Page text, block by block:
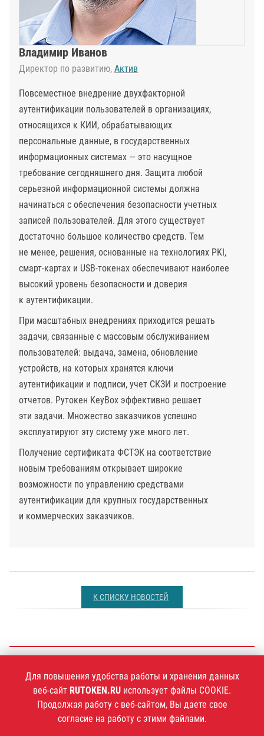
Владимир Иванов
Директор по развитию, Актив
Повсеместное внедрение двухфакторной
аутентификации пользователей в организациях,
относящихся к КИИ, обрабатывающих
персональные данные, в государственных
информационных системах — это насущное
требование сегодняшнего дня. Защита любой
серьезной информационной системы должна
начинаться с обеспечения безопасности учетных
записей пользователей. Для этого существует
достаточно большое количество средств. Тем
не менее, решения, основанные на технологиях PKI,
смарт-картах и USB-токенах обеспечивают наиболее
высокий уровень безопасности и доверия
к аутентификации.
При масштабных внедрениях приходится решать
задачи, связанные с массовым обслуживанием
пользователей: выдача, замена, обновление
устройств, на которых хранятся ключи
аутентификации и подписи, учет СКЗИ и построение
отчетов. Рутокен KeyBox эффективно решает
эти задачи. Множество заказчиков успешно
эксплуатируют эту систему уже много лет.
Получение сертификата ФСТЭК на соответствие
новым требованиям открывает широкие
возможности по управлению средствами
аутентификации для крупных государственных
и коммерческих заказчиков.
К СПИСКУ НОВОСТЕЙ
+7 (495)925-77-90
Для повышения удобства работы и хранения данных
веб-сайт RUTOKEN.RU использует файлы COOKIE.
Продолжая работу с веб-сайтом, Вы даете свое
согласие на работу с этими файлами.